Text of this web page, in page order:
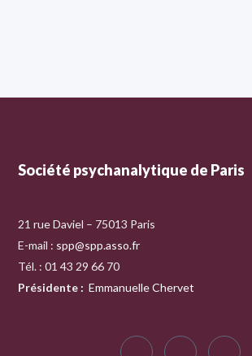
Société psychanalytique de Paris
21 rue Daviel – 75013 Paris
E-mail : spp@spp.asso.fr
Tél. : 01 43 29 66 70
Présidente : Emmanuelle Chervet